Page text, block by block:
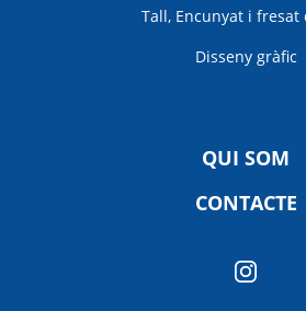
Tall, Encunyat i fresat
Disseny gràfic
QUI SOM
CONTACTE